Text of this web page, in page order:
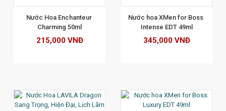
Nước Hoa Enchanteur
Charming 50ml
215,000 VNĐ
Nước hoa XMen for Boss
Intense EDT 49ml
345,000 VNĐ